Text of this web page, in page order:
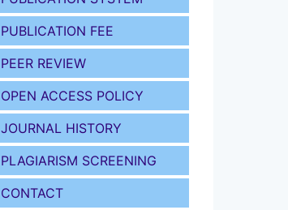
PUBLICATION FEE
PEER REVIEW
OPEN ACCESS POLICY
JOURNAL HISTORY
PLAGIARISM SCREENING
CONTACT